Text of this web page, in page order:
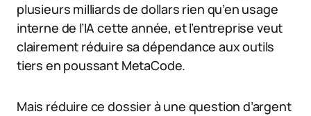
plusieurs milliards de dollars rien qu’en usage
interne de l’IA cette année, et l’entreprise veut
clairement réduire sa dépendance aux outils
tiers en poussant MetaCode.
Mais réduire ce dossier à une question d’argent